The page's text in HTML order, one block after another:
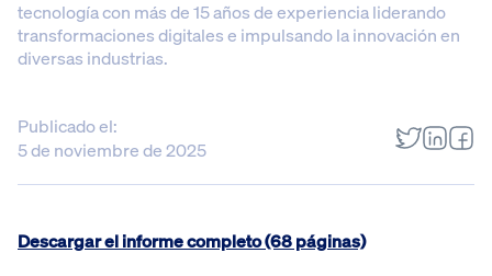
tecnología con más de 15 años de experiencia liderando
transformaciones digitales e impulsando la innovación en
diversas industrias.
Publicado el:
5 de noviembre de 2025
Descargar el informe completo (68 páginas)